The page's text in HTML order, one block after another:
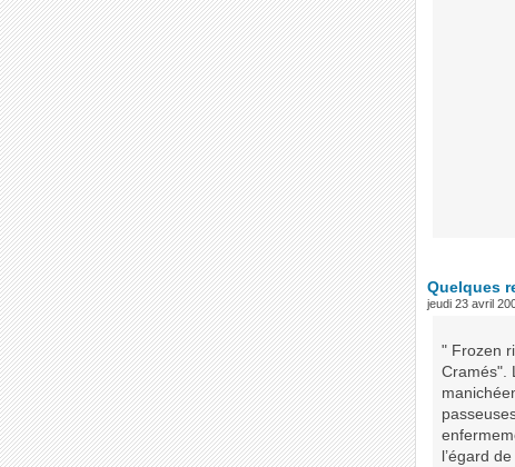
Quelques
jeudi 23 avril
" Frozen
Cramés".
l’égard